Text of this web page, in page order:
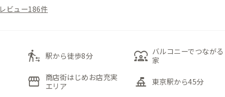
レビュー186件
transfer_within_a_station 駅から徒歩8分 diversity_1 バルコニーでつながる
家
storefront 商店街はじめお店充実
エリア
things_to_do 東京駅から45分